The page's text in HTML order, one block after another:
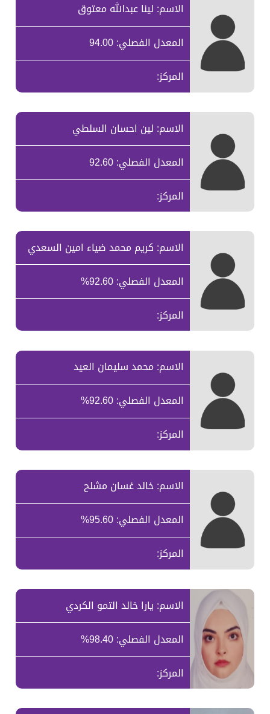
الاسم: لينا عبدالله معتوق
المعدل الفصلي: 94.00
المركز:
الاسم: لين احسان السلطي
المعدل الفصلي: 92.60
المركز:
الاسم: كريم محمد ضياء امين السعدي
المعدل الفصلي: 92.60%
المركز:
الاسم: محمد سليمان العيد
المعدل الفصلي: 92.60%
المركز:
الاسم: خالد غسان مشلح
المعدل الفصلي: 95.60%
المركز:
الاسم: يارا خالد التمو الكردي
المعدل الفصلي: 98.40%
المركز: